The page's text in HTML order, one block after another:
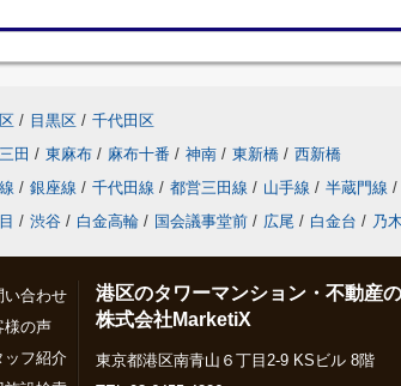
/ 目黒区 / 千代田区
三田 / 東麻布 / 麻布十番 / 神南 / 東新橋 / 西新橋
/ 銀座線 / 千代田線 / 都営三田線 / 山手線 / 半蔵門線 /
/ 渋谷 / 白金高輪 / 国会議事堂前 / 広尾 / 白金台 / 乃
い合わせ
様の声
ッフ紹介
港区のタワーマンション・不動産
株式会社MarketiX
東京都港区南青山６丁目2-9 KSビル 8階